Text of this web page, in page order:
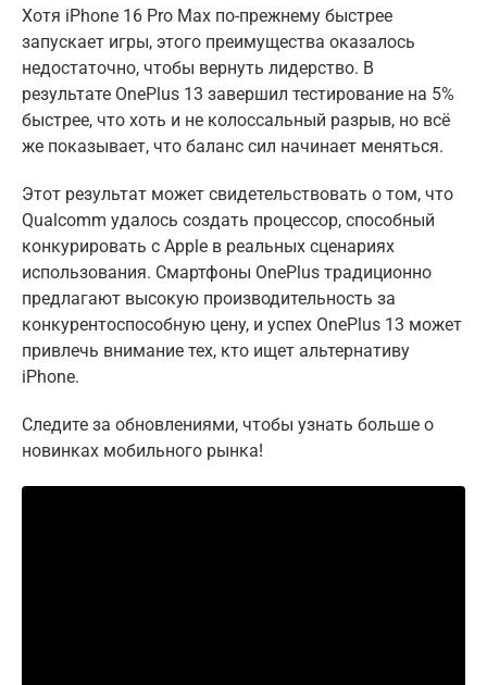
Хотя iPhone 16 Pro Max по-прежнему быстрее
запускает игры, этого преимущества оказалось
недостаточно, чтобы вернуть лидерство. В
результате OnePlus 13 завершил тестирование на 5%
быстрее, что хоть и не колоссальный разрыв, но всё
же показывает, что баланс сил начинает меняться.
Этот результат может свидетельствовать о том, что
Qualcomm удалось создать процессор, способный
конкурировать с Apple в реальных сценариях
использования. Смартфоны OnePlus традиционно
предлагают высокую производительность за
конкурентоспособную цену, и успех OnePlus 13 может
привлечь внимание тех, кто ищет альтернативу
iPhone.
Следите за обновлениями, чтобы узнать больше о
новинках мобильного рынка!